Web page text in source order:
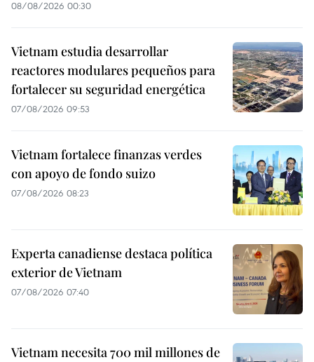
08/08/2026 00:30
Vietnam estudia desarrollar
reactores modulares pequeños para
fortalecer su seguridad energética
07/08/2026 09:53
Vietnam fortalece finanzas verdes
con apoyo de fondo suizo
07/08/2026 08:23
Experta canadiense destaca política
exterior de Vietnam
07/08/2026 07:40
Vietnam necesita 700 mil millones de